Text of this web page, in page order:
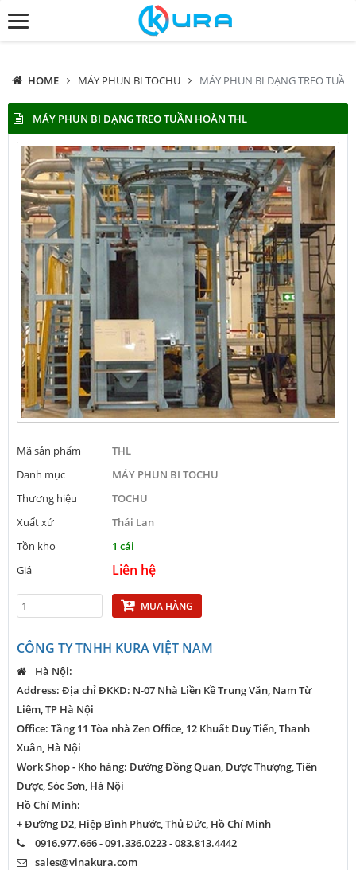
HOME MÁY PHUN BI TOCHU MÁY PHUN BI DẠNG TREO
MÁY PHUN BI DẠNG TREO TUẦN HOÀN THL
Mã sản phẩm
THL
Danh mục
MÁY PHUN BI TOCHU
Thương hiệu
TOCHU
Xuất xứ
Thái Lan
Tồn kho
1 cái
Giá
Liên hệ
MUA HÀNG
CÔNG TY TNHH KURA VIỆT NAM
Hà Nội:
Address: Địa chỉ ĐKKD: N-07 Nhà Liền Kề Trung Văn, Nam Từ
Liêm, TP Hà Nội
Office: Tầng 11 Tòa nhà Zen Office, 12 Khuất Duy Tiến, Thanh
Xuân, Hà Nội
Work Shop - Kho hàng: Đường Đồng Quan, Dược Thượng, Tiên
Dược, Sóc Sơn, Hà Nội
Hồ Chí Minh:
+ Đường D2, Hiệp Bình Phước, Thủ Đức, Hồ Chí Minh
0916.977.666 - 091.336.0223 - 083.813.4442
sales@vinakura.com